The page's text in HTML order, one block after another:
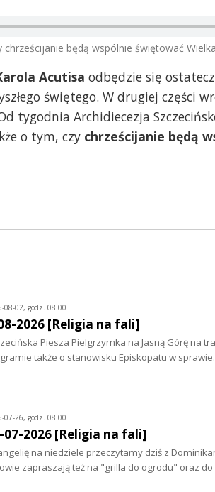
będą wspólnie świętować
Acutisa odbędzie się
świętego. W drugiej części
tygodnia Archidiecezja
o tym, czy chrześcijanie będą
08-02, godz. 08:00
2026 [Religia na fali]
Piesza Pielgrzymka na Jasną Górę na
także o stanowisku Episkopatu w
07-26, godz. 08:00
07-2026 [Religia na fali]
na niedziele przeczytamy dziś z
zapraszają też na "grilla do ogrodu" oraz